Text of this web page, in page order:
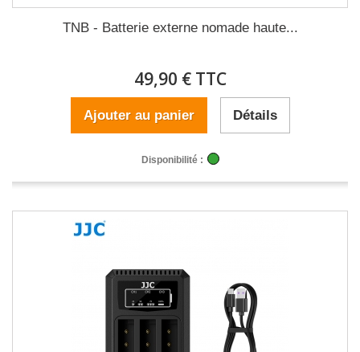
TNB - Batterie externe nomade haute...
49,90 € TTC
Ajouter au panier Détails
Disponibilité :